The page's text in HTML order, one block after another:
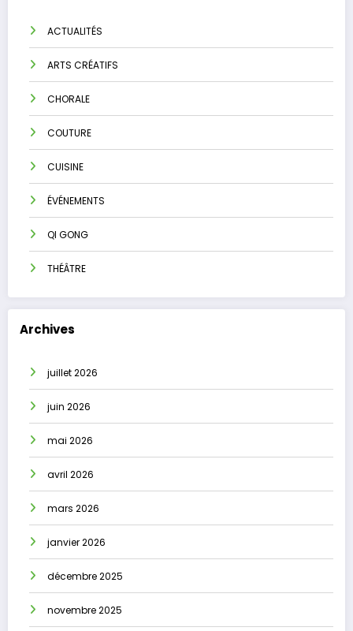
ACTUALITÉS
ARTS CRÉATIFS
CHORALE
COUTURE
CUISINE
ÉVÉNEMENTS
QI GONG
THÉÂTRE
Archives
juillet 2026
juin 2026
mai 2026
avril 2026
mars 2026
janvier 2026
décembre 2025
novembre 2025